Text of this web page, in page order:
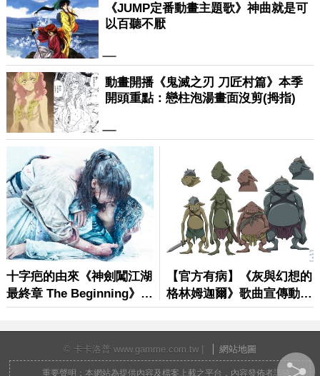
© 卡卡洛普 www.gamme.com.tw | 網站地圖
重要聲明：本網站為提供內容及檔案上載之平台，內容發佈者請確